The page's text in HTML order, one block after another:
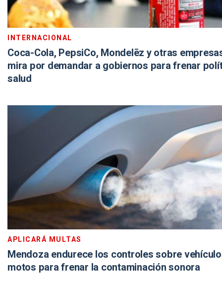
INTERNACIONAL
Coca-Cola, PepsiCo, Mondelēz y otras
mira por demandar a gobiernos para frenar
salud
APLICARÁ MULTAS
Mendoza endurece los controles sobre
motos para frenar la contaminación sonora